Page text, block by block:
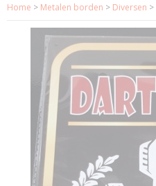
Home > Metalen borden > Diversen >